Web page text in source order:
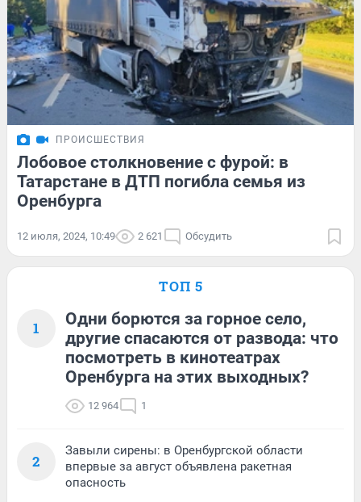
ПРОИСШЕСТВИЯ
Лобовое столкновение с фурой: в
Татарстане в ДТП погибла семья из
Оренбурга
12 июля, 2024, 10:49 2 621 Обсудить
ТОП 5
1
Одни борются за горное село,
другие спасаются от развода: что
посмотреть в кинотеатрах
Оренбурга на этих выходных?
12 964 1
2
Завыли сирены: в Оренбургской области
впервые за август объявлена ракетная
опасность